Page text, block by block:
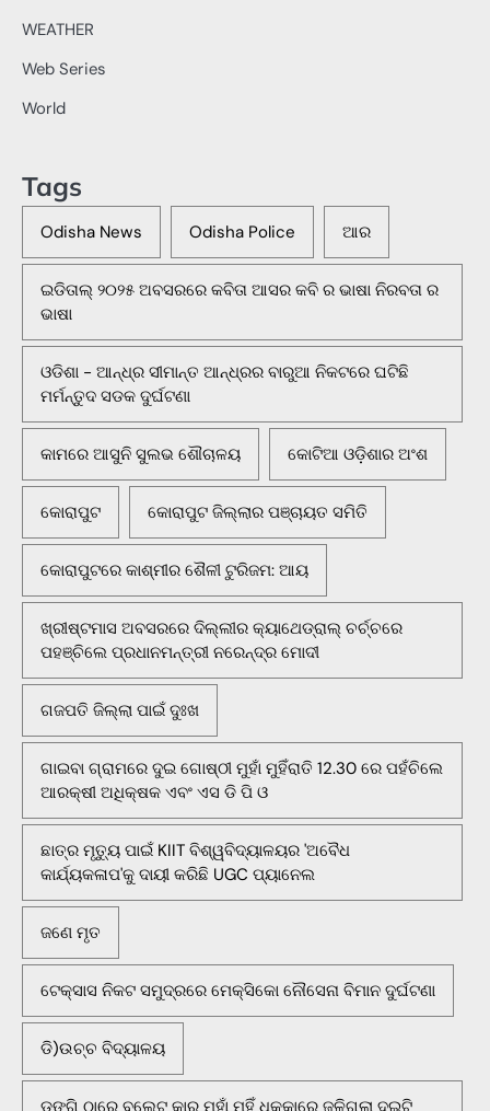
WEATHER
Web Series
World
Tags
Odisha News Odisha Police ଆର
ଇଡିତାଲ୍ ୨୦୨୫ ଅବସରରେ କବିତା ଆସର କବି ର ଭାଷା ନିରବତା ର
ଭାଷା
ଓଡିଶା - ଆନ୍ଧ୍ର ସୀମାନ୍ତ ଆନ୍ଧ୍ରର ବାରୁଆ ନିକଟରେ ଘଟିଛି
ମର୍ମନ୍ତୁଦ ସଡକ ଦୁର୍ଘଟଣା
କାମରେ ଆସୁନି ସୁଲଭ ଶୌଚାଳୟ କୋଟିଆ ଓଡ଼ିଶାର ଅଂଶ
କୋରାପୁଟ କୋରାପୁଟ ଜିଲ୍ଲାର ପଞ୍ଚାୟତ ସମିତି
କୋରାପୁଟରେ କାଶ୍ମୀର ଶୈଳୀ ଟୁରିଜମ: ଆୟ
ଖ୍ରୀଷ୍ଟମାସ ଅବସରରେ ଦିଲ୍ଲୀର କ୍ୟାଥେଡ୍ରାଲ୍ ଚର୍ଚ୍ଚରେ
ପହଞ୍ଚିଲେ ପ୍ରଧାନମନ୍ତ୍ରୀ ନରେନ୍ଦ୍ର ମୋଦୀ
ଗଜପତି ଜିଲ୍ଲା ପାଇଁ ଦୁଃଖ
ଗାଇବା ଗ୍ରାମରେ ଦୁଇ ଗୋଷ୍ଠୀ ମୁହାଁ ମୁହିଁରାତି 12.30 ରେ ପହଁଚିଲେ
ଆରକ୍ଷୀ ଅଧିକ୍ଷକ ଏବଂ ଏସ ଡି ପି ଓ
ଛାତ୍ର ମୃତ୍ୟୁ ପାଇଁ KIIT ବିଶ୍ୱବିଦ୍ୟାଳୟର 'ଅବୈଧ
କାର୍ଯ୍ୟକଳାପ'କୁ ଦାୟୀ କରିଛି UGC ପ୍ୟାନେଲ
ଜଣେ ମୃତ
ଟେକ୍ସାସ ନିକଟ ସମୁଦ୍ରରେ ମେକ୍ସିକୋ ନୌସେନା ବିମାନ ଦୁର୍ଘଟଣା
ଡି)ଉଚ୍ଚ ବିଦ୍ୟାଳୟ
ଡୁଙ୍ଗି ଠାରେ ବୁଲେଟ କାର୍ ମୁହାଁ ମୁହିଁ ଧକ୍କାରେ ଜଳିଗଲା ଦୁଇଟି